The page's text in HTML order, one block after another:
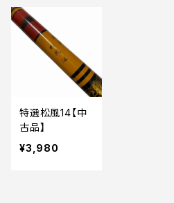
特選松風14【中
古品】
¥3,980